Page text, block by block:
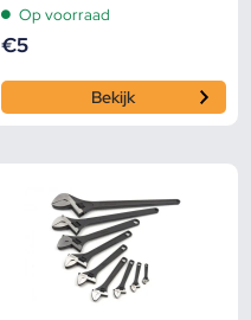
Op voorraad
€5
Bekijk